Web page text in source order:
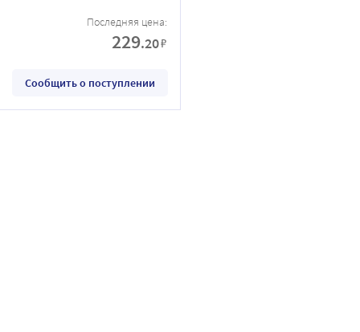
Последняя цена:
229.20₽
Сообщить о поступлении